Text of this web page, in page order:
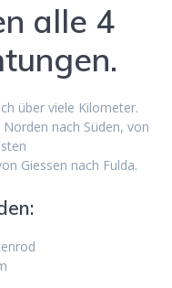
alle 4
über viele Kilometer.
nach Süden, von
Giessen nach Fulda.